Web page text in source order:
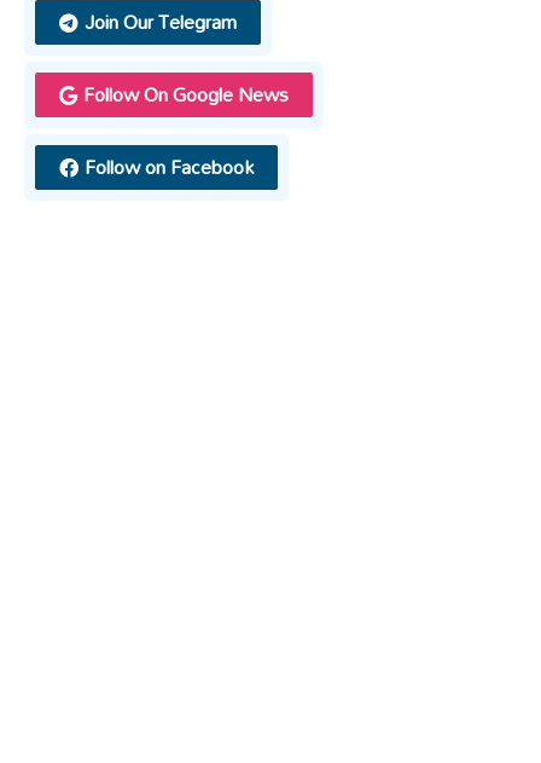
Join Our Telegram
Follow On Google News
Follow on Facebook